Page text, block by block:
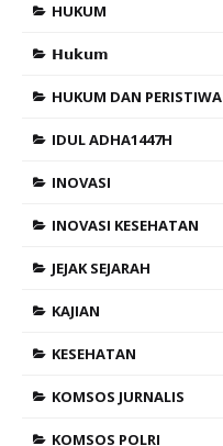
HUKUM
𝗛𝘂𝗸𝘂𝗺
HUKUM DAN PERISTIWA
IDUL ADHA1447H
INOVASI
INOVASI KESEHATAN
JEJAK SEJARAH
KAJIAN
KESEHATAN
KOMSOS JURNALIS
KOMSOS POLRI